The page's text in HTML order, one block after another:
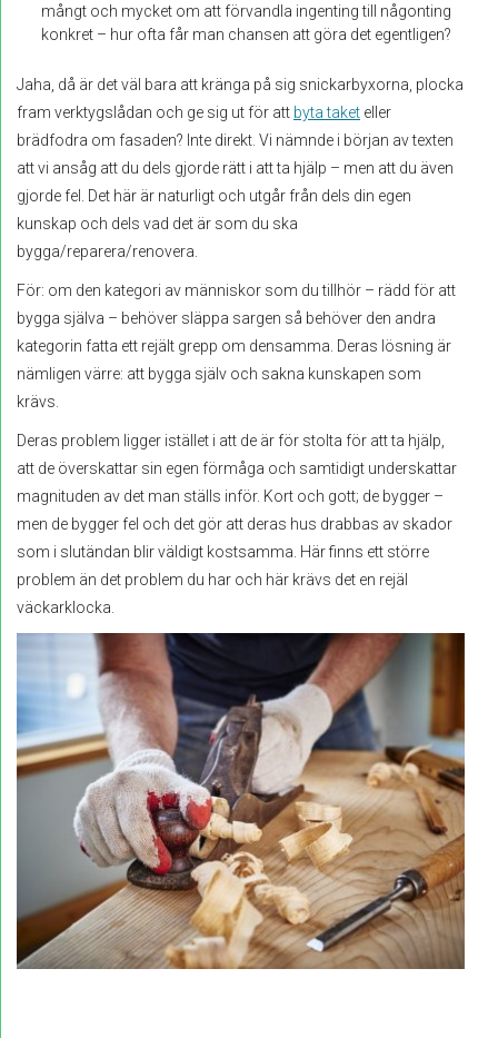
mångt och mycket om att förvandla ingenting till någonting
konkret – hur ofta får man chansen att göra det egentligen?
Jaha, då är det väl bara att kränga på sig snickarbyxorna, plocka
fram verktygslådan och ge sig ut för att byta taket eller
brädfodra om fasaden? Inte direkt. Vi nämnde i början av texten
att vi ansåg att du dels gjorde rätt i att ta hjälp – men att du även
gjorde fel. Det här är naturligt och utgår från dels din egen
kunskap och dels vad det är som du ska
bygga/reparera/renovera.
För: om den kategori av människor som du tillhör – rädd för att
bygga själva – behöver släppa sargen så behöver den andra
kategorin fatta ett rejält grepp om densamma. Deras lösning är
nämligen värre: att bygga själv och sakna kunskapen som
krävs.
Deras problem ligger istället i att de är för stolta för att ta hjälp,
att de överskattar sin egen förmåga och samtidigt underskattar
magnituden av det man ställs inför. Kort och gott; de bygger –
men de bygger fel och det gör att deras hus drabbas av skador
som i slutändan blir väldigt kostsamma. Här finns ett större
problem än det problem du har och här krävs det en rejäl
väckarklocka.